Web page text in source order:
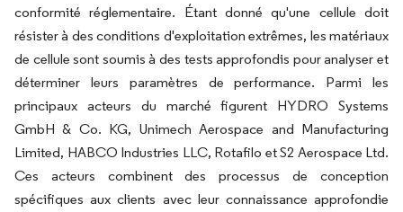
conformité réglementaire. Étant donné qu'une cellule doit
résister à des conditions d'exploitation extrêmes, les matériaux
de cellule sont soumis à des tests approfondis pour analyser et
déterminer leurs paramètres de performance. Parmi les
principaux acteurs du marché figurent HYDRO Systems
GmbH & Co. KG, Unimech Aerospace and Manufacturing
Limited, HABCO Industries LLC, Rotafilo et S2 Aerospace Ltd.
Ces acteurs combinent des processus de conception
spécifiques aux clients avec leur connaissance approfondie